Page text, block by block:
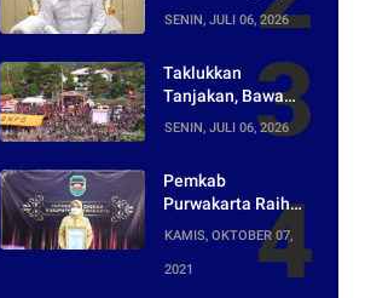
Asal-usul Lagu
yang Ramai Dikritik
SENIN, JULI 06, 2026
Taklukkan
Tanjakan, Bawa
Pulang Mobil!
Napak Wates #5
Purwakarta
SENIN, JULI 06, 2026
Pemkab
Purwakarta Raih
Penghargaan
Media Digital
Terpopuler di Ajang
KAMIS, OKTOBER 07,
2021